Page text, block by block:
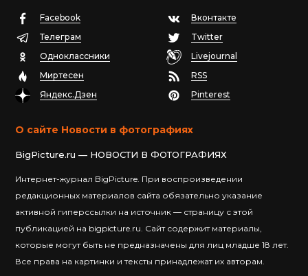
Facebook
Вконтакте
Телеграм
Twitter
Одноклассники
Livejournal
Миртесен
RSS
Яндекс.Дзен
Pinterest
О сайте Новости в фотографиях
BigPicture.ru — НОВОСТИ В ФОТОГРАФИЯХ
Интернет-журнал BigPicture. При воспроизведении
редакционных материалов сайта обязательно указание
активной гиперссылки на источник — страницу с этой
публикацией на bigpicture.ru. Сайт содержит материалы,
которые могут быть не предназначены для лиц младше 18 лет.
Все права на картинки и тексты принадлежат их авторам.